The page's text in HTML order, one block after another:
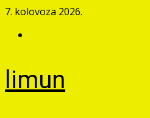
Skip
content
7. kolovoza 2026.
limun